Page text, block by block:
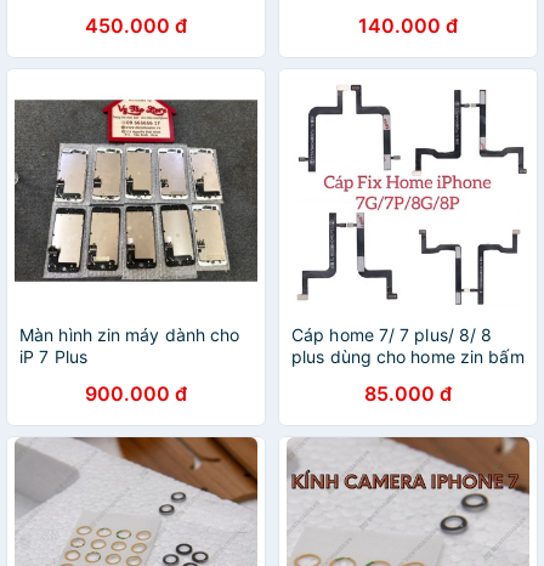
450.000 đ 140.000 đ
Màn hình zin máy dành cho
iP 7 Plus
900.000 đ
Cáp home 7/ 7 plus/ 8/ 8
plus dùng cho home zin bấm
85.000 đ